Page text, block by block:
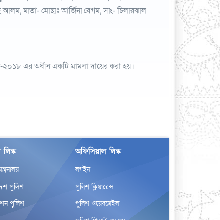
মাতা- মোছাঃ আর্জিনা বেগম, সাং- চিলারঝাল
২০১৮ এর অধীন একটি মামলা দায়ের করা হয়।
পুলিশ
পুলিশ
অফিসিয়াল লিঙ্ক
লগইন
পুলিশ ক্লিয়ারেন্স
পুলিশ ওয়েবমেইল